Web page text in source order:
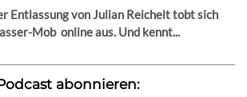
Entlassung von Julian Reichelt tobt sich
Mob online aus. Und kennt...
abonnieren: